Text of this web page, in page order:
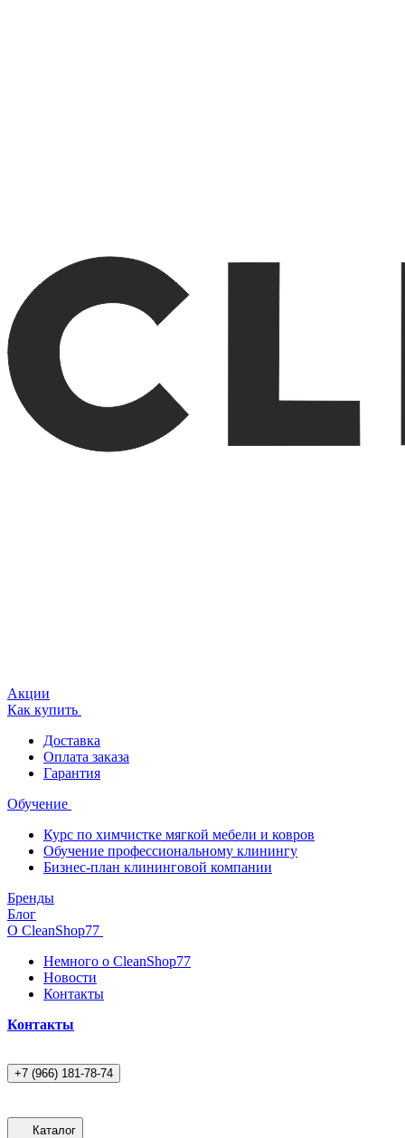
Акции
Как купить
Доставка
Оплата заказа
Гарантия
Обучение
Курс по химчистке мягкой мебели и ковров
Обучение профессиональному клинингу
Бизнес-план клининговой компании
Бренды
Блог
О CleanShop77
Немного о CleanShop77
Новости
Контакты
Контакты
+7 (966) 181-78-74
Каталог